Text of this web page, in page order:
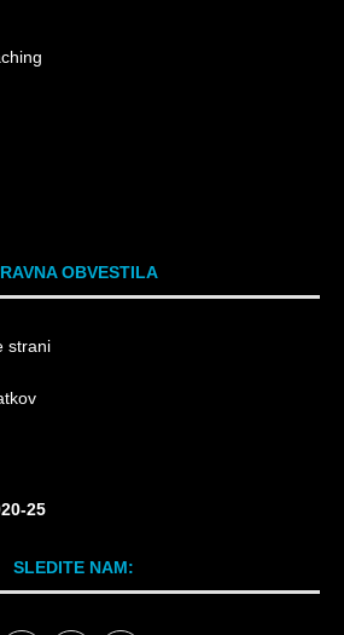
OBVESTILA
strani
25
SLEDITE NAM: